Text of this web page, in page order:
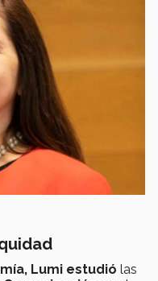
Lumi estudió las